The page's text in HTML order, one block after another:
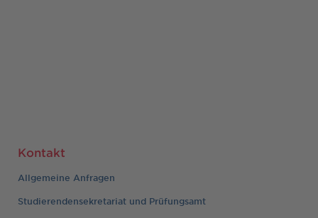
Kontakt
Allgemeine Anfragen
Studierendensekretariat und Prüfungsamt